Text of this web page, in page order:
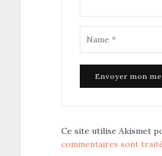
Ce site utilise Akismet
commentaires sont